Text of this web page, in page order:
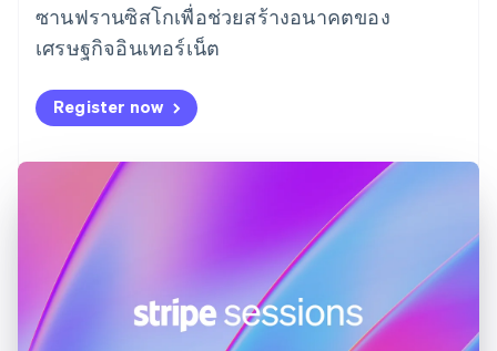
ซานฟรานซิสโกเพื่อช่วยสร้างอนาคตของ
เศรษฐกิจอินเทอร์เน็ต
Register now
บราซิล
Português English
บัลแกเรีย
เบลเยียม
NederlandsFrançais
Português
โปแลนด์
English
ฝรั่งเศส
Français
ฟินแลนด์
Svenska